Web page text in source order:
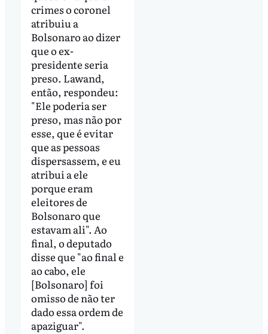
crimes o coronel
atribuiu a
Bolsonaro ao dizer
que o ex-
presidente seria
preso. Lawand,
então, respondeu:
"Ele poderia ser
preso, mas não por
esse, que é evitar
que as pessoas
dispersassem, e eu
atribui a ele
porque eram
eleitores de
Bolsonaro que
estavam ali". Ao
final, o deputado
disse que "ao final e
ao cabo, ele
[Bolsonaro] foi
omisso de não ter
dado essa ordem de
apaziguar".